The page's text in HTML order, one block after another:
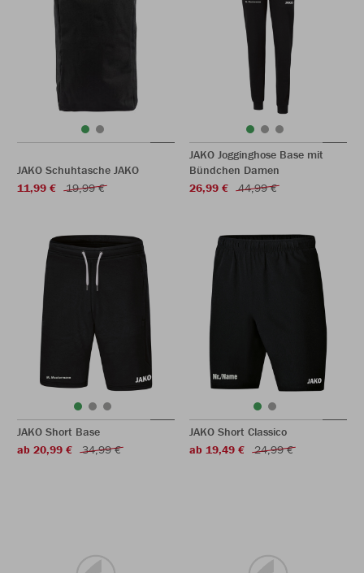
JAKO Schuhtasche JAKO
11,99 €
19,99 €
JAKO Jogginghose Base mit
Bündchen Damen
26,99 €
44,99 €
JAKO Short Base
ab 20,99 €
34,99 €
JAKO Short Classico
ab 19,49 €
24,99 €